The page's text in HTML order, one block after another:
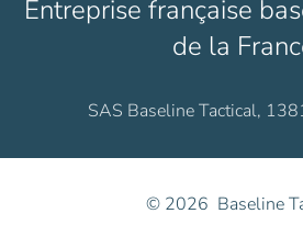
Entreprise française
de la
SAS Baseline Tactical,
© 2026 Baseline